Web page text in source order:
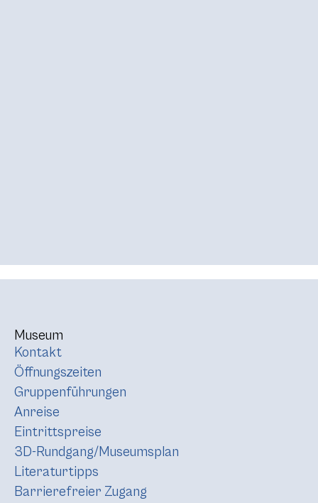
Museum
Kontakt
Öffnungszeiten
Gruppenführungen
Anreise
Eintrittspreise
3D-Rundgang/Museumsplan
Literaturtipps
Barrierefreier Zugang